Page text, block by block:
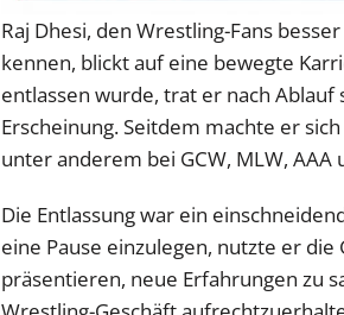
Raj Dhesi, den Wrestling-Fans
kennen, blickt auf eine bewegte
entlassen wurde, trat er nach Ablauf
Erscheinung. Seitdem machte er
unter anderem bei GCW, MLW,
Die Entlassung war ein
eine Pause einzulegen, nutzte er
präsentieren, neue Erfahrungen zu